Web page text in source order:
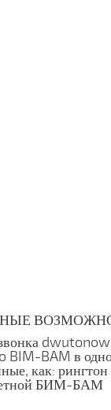
BAM в
как:
БИМ-БАМ